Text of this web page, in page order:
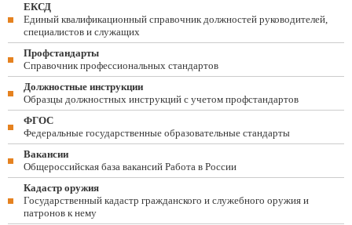
ЕКСД
Единый квалификационный справочник должностей руководителей,
специалистов и служащих
Профстандарты
Справочник профессиональных стандартов
Должностные инструкции
Образцы должностных инструкций с учетом профстандартов
ФГОС
Федеральные государственные образовательные стандарты
Вакансии
Общероссийская база вакансий Работа в России
Кадастр оружия
Государственный кадастр гражданского и служебного оружия и
патронов к нему